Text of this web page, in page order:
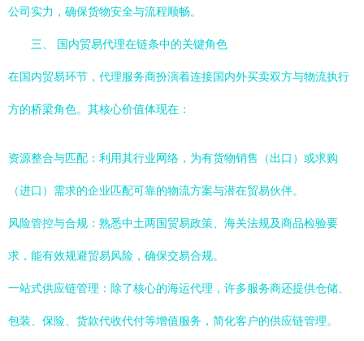
公司实力，确保货物安全与流程顺畅。
三、 国内贸易代理在链条中的关键角色
在国内贸易环节，代理服务商扮演着连接国内外买卖双方与物流执行
方的桥梁角色。其核心价值体现在：
资源整合与匹配：利用其行业网络，为有货物销售（出口）或求购
（进口）需求的企业匹配可靠的物流方案与潜在贸易伙伴。
风险管控与合规：熟悉中土两国贸易政策、海关法规及商品检验要
求，能有效规避贸易风险，确保交易合规。
一站式供应链管理：除了核心的海运代理，许多服务商还提供仓储、
包装、保险、货款代收代付等增值服务，简化客户的供应链管理。